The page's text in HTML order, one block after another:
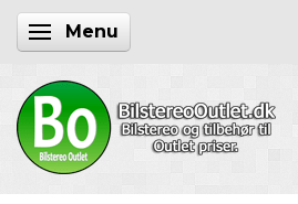
Skifte navigation
Menu